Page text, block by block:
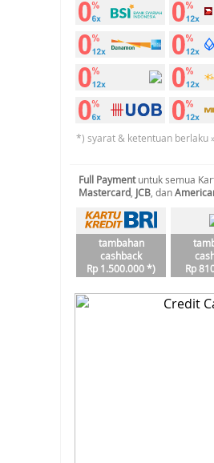
*) syarat & ketentuan berlaku
Full Paymentuntuk semua
Mastercard JCB , dan
tambahan
cashback
Rp 1.500.000 *)
Rp